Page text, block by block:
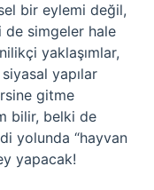
bir eylemi değil,
simgeler hale
yaklaşımlar,
yapılar
gitme
bilir, belki de
yolunda “hayvan
yapacak!